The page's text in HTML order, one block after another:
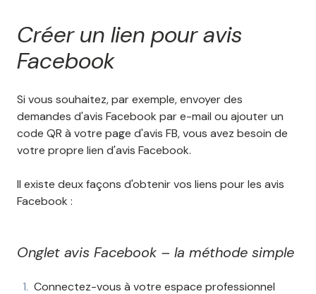
Créer un lien pour avis
Facebook
Si vous souhaitez, par exemple, envoyer des
demandes d'avis Facebook par e-mail ou ajouter un
code QR à votre page d'avis FB, vous avez besoin de
votre propre lien d'avis Facebook.
Il existe deux façons d'obtenir vos liens pour les avis
Facebook :
Onglet avis Facebook – la méthode simple
Connectez-vous à votre espace professionnel